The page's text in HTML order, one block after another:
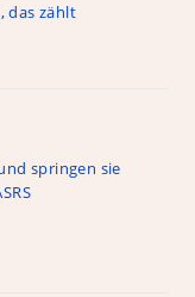
das zählt
springen sie